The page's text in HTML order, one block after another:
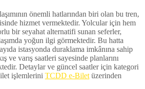
önemli hatlarından biri olan bu tren,
hizmet vermektedir. Yolcular için hem
bir seyahat alternatifi sunan seferler,
yoğun ilgi görmektedir. Bu hatta
istasyonda duraklama imkânına sahip
ve varış saatleri sayesinde planlarını
Detaylar ve güncel saatler için kategori
işlemlerini TCDD e-Bilet üzerinden